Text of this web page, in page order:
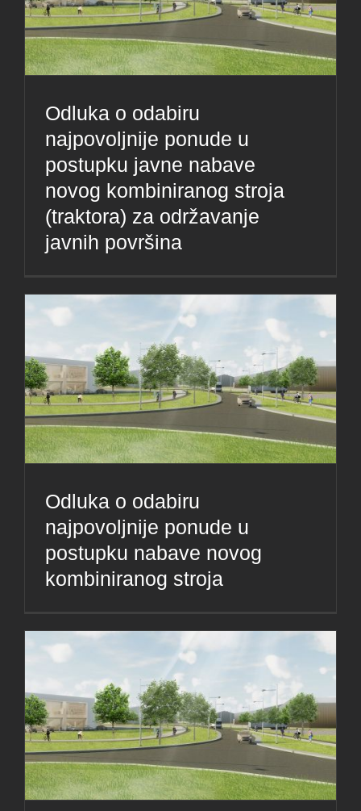
Odluka o odabiru
najpovoljnije ponude u
postupku javne nabave
novog kombiniranog stroja
(traktora) za održavanje
javnih površina
Odluka o odabiru
najpovoljnije ponude u
postupku nabave novog
kombiniranog stroja